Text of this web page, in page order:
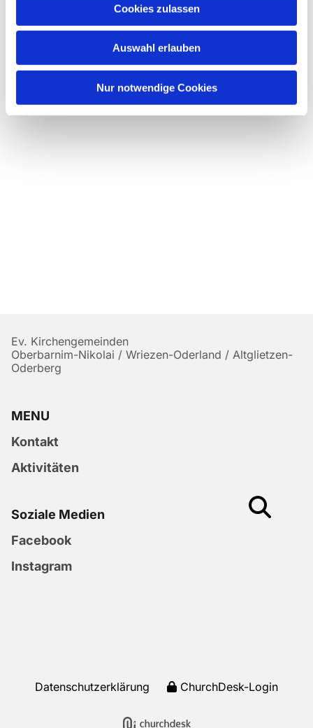
Cookies zulassen
Auswahl erlauben
Nur notwendige Cookies
Ev. Kirchengemeinden
Oberbarnim-Nikolai / Wriezen-Oderland / Altglietzen-
Oderberg
MENU
Kontakt
Aktivitäten
Soziale Medien
Facebook
Instagram
Datenschutzerklärung ChurchDesk-Login